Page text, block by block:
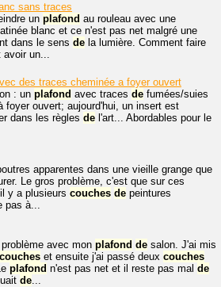
sans traces
un plafond au rouleau avec une
blanc et ce n'est pas net malgré une
dans le sens de la lumière. Comment faire
avoir un...
des traces cheminée a foyer ouvert
: un plafond avec traces de fumées/suies
foyer ouvert; aujourd'hui, un insert est
dans les règles de l'art... Abordables pour le
apparentes dans une vieille grange que
Le gros problème, c'est que sur ces
y a plusieurs couches de peintures
pas à...
avec mon plafond de salon. J'ai mis
couches et ensuite j'ai passé deux couches
plafond n'est pas net et il reste pas mal de
de...